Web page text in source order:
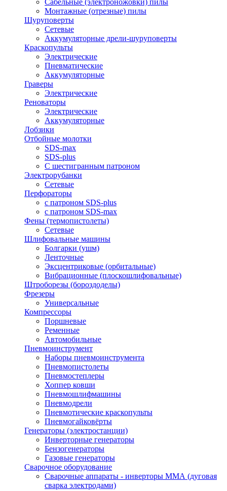
Сабельные (электроножовки) пилы
Монтажные (отрезные) пилы
Шуруповерты
Сетевые
Аккумуляторные дрели-шуруповерты
Краскопульты
Электрические
Пневматические
Аккумуляторные
Граверы
Электрические
Реноваторы
Электрические
Аккумуляторные
Лобзики
Отбойные молотки
SDS-max
SDS-plus
С шестигранным патроном
Электрорубанки
Сетевые
Перфораторы
с патроном SDS-plus
с патроном SDS-max
Фены (термопистолеты)
Сетевые
Шлифовальные машины
Болгарки (ушм)
Ленточные
Эксцентриковые (орбитальные)
Вибрационные (плоскошлифовальные)
Штроборезы (бороздоделы)
Фрезеры
Универсальные
Компрессоры
Поршневые
Ременные
Автомобильные
Пневмоинструмент
Наборы пневмоинструмента
Пневмопистолеты
Пневмостеплеры
Хоппер ковши
Пневмошлифмашины
Пневмодрели
Пневмотические краскопульты
Пневмогайковёрты
Генераторы (электростанции)
Инверторные генераторы
Бензогенераторы
Газовые генераторы
Сварочное оборудование
Сварочные аппараты - инверторы ММА (дуговая
сварка электродами)